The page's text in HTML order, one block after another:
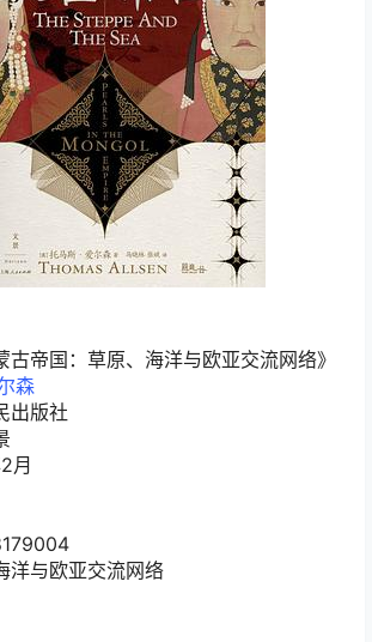
古帝国：草原、海洋与欧亚交流网络》
森
出版社
月
洋与欧亚交流网络